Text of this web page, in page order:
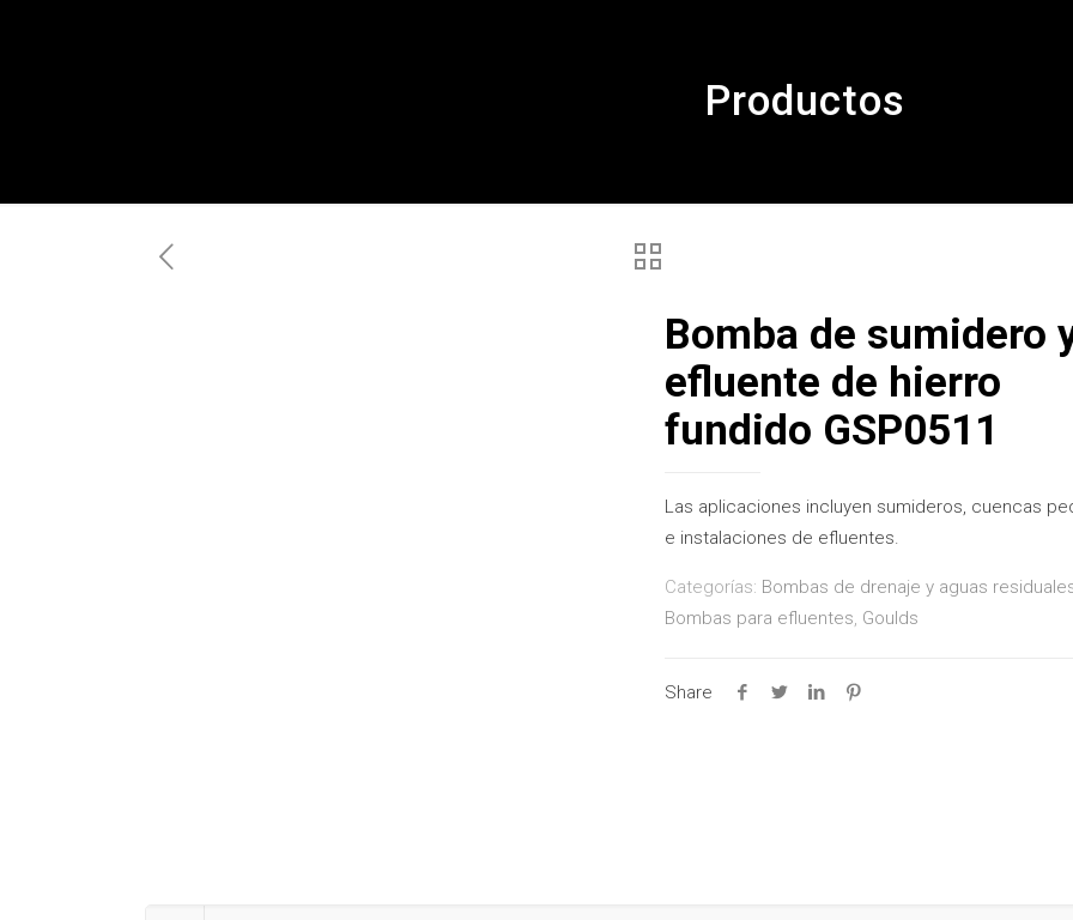
Productos
Bomba de sumidero
efluente de hierro
fundido GSP0511
Las aplicaciones incluyen sumideros, cuencas
e instalaciones de efluentes.
Categorías: Bombas de drenaje y aguas
Bombas para efluentes, Goulds
Share